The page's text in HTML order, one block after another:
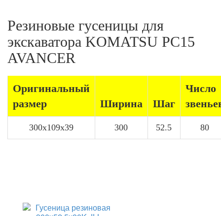
Резиновые гусеницы для
экскаватора KOMATSU PC15
AVANCER
Оригинальный
размер
Ширина Шаг
Число
300x109x39 300 52.5 80